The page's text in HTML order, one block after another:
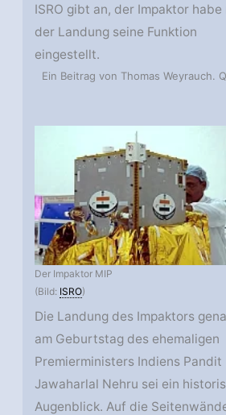
ISRO gibt an, der Impaktor habe
der Landung seine Funktion
eingestellt.
Ein Beitrag von Thomas Weyrauch.
Der Impaktor MIP
(Bild: ISRO)
Die Landung des Impaktors
am Geburtstag des ehemaligen
Premierministers Indiens Pandit
Jawaharlal Nehru sei ein
Augenblick. Auf die